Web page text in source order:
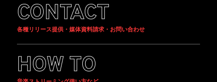
CONTACT
各種リリース提供・媒体資料請求・お問い合わせ
HOW TO